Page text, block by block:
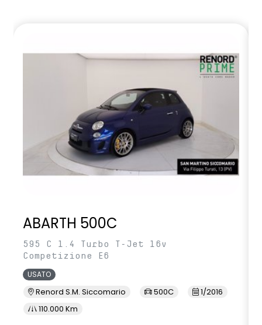
ABARTH 500C
595 C 1.4 Turbo T-Jet 16v
Competizione E6
USATO
Renord S.M. Siccomario 500C
1/2016
110.000 Km